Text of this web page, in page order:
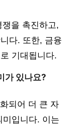
을 촉진하고,
다. 또한, 금융
기대됩니다.
가 있나요?
되어 더 큰 자
입니다. 이는